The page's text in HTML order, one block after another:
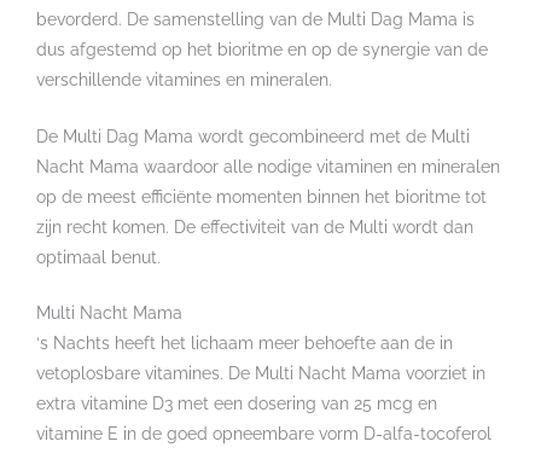
bevorderd. De samenstelling van de Multi Dag Mama is
dus afgestemd op het bioritme en op de synergie van de
verschillende vitamines en mineralen.
De Multi Dag Mama wordt gecombineerd met de Multi
Nacht Mama waardoor alle nodige vitaminen en mineralen
op de meest efficiënte momenten binnen het bioritme tot
zijn recht komen. De effectiviteit van de Multi wordt dan
optimaal benut.
Multi Nacht Mama
‘s Nachts heeft het lichaam meer behoefte aan de in
vetoplosbare vitamines. De Multi Nacht Mama voorziet in
extra vitamine D3 met een dosering van 25 mcg en
vitamine E in de goed opneembare vorm D-alfa-tocoferol